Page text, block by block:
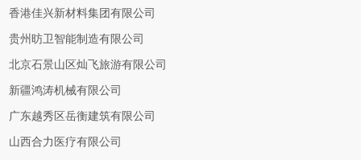
香港佳兴新材料集团有限公司
贵州昉卫智能制造有限公司
北京石景山区灿飞旅游有限公司
新疆鸿涛机械有限公司
广东越秀区岳衡建筑有限公司
山西合力医疗有限公司